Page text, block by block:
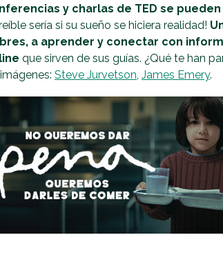
y charlas de TED se
sería si su sueño se hiciera realidad!
a aprender y conectar con
que sirven de sus guías. ¿Qué te han
Steve Jurvetson, James Emery.